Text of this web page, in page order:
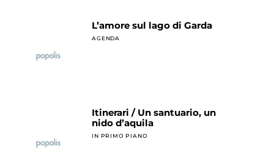
L’amore sul lago di Garda
AGENDA
Itinerari / Un santuario, un
nido d’aquila
IN PRIMO PIANO